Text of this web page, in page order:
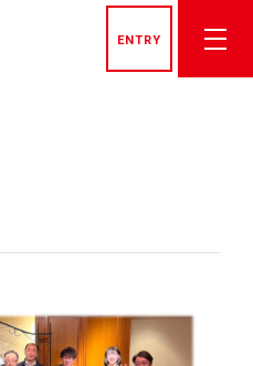
ENTRY
先輩社員インタビュー
栗山米菓を知る